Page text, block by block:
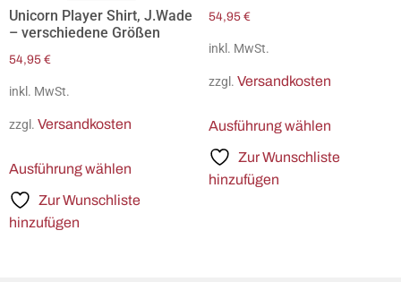
Unicorn Player Shirt, J.Wade
– verschiedene Größen
54,95 €
inkl. MwSt.
zzgl. Versandkosten
Ausführung wählen
Zur Wunschliste
hinzufügen
54,95 €
inkl. MwSt.
zzgl. Versandkosten
Ausführung wählen
Zur Wunschliste
hinzufügen